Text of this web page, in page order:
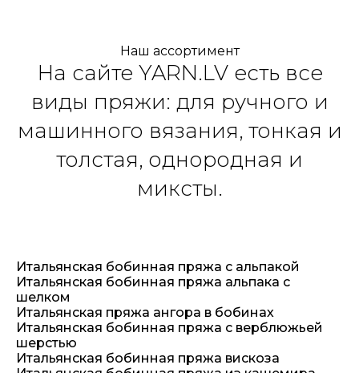
Наш ассортимент
На сайте YARN.LV есть все
виды пряжи: для ручного и
машинного вязания, тонкая и
толстая, однородная и
миксты.
Итальянская бобинная пряжа с альпакой
Итальянская бобинная пряжа альпака с
шелком
Итальянская пряжа ангора в бобинах
Итальянская бобинная пряжа с верблюжьей
шерстью
Итальянская бобинная пряжа вискоза